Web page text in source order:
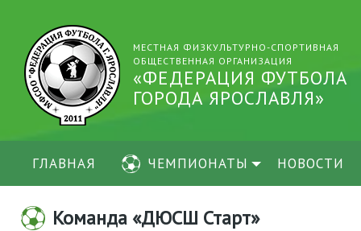
МЕСТНАЯ ФИЗКУЛЬТУРНО-СПОРТИВНАЯ
ОБЩЕСТВЕННАЯ ОРГАНИЗАЦИЯ
«ФЕДЕРАЦИЯ ФУТБОЛА
ГОРОДА ЯРОСЛАВЛЯ»
ГЛАВНАЯ ЧЕМПИОНАТЫ НОВОСТИ
Команда «ДЮСШ Старт»